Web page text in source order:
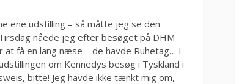
ene udstilling – så måtte jeg se den
nåede jeg efter besøget på DHM
få en lang næse – de havde Ruhetag… I
om Kennedys besøg i Tyskland i
bitte! Jeg havde ikke tænkt mig om,